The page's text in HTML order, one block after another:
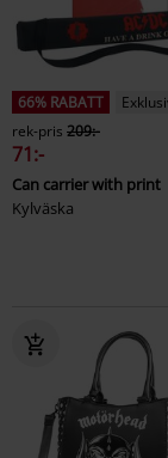
66% RABATT
rek-pris 209:-
71:-
Can carrier with print
Kylväska